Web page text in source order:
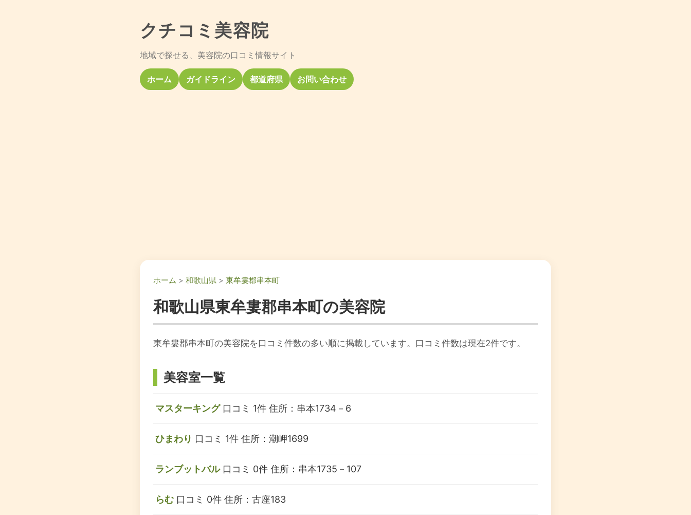
クチコミ美容院
地域で探せる、美容院の口コミ情報サイト
ホーム ガイドライン 都道府県 お問い合わせ
ホーム > 和歌山県 > 東牟婁郡串本町
和歌山県東牟婁郡串本町の美容院
東牟婁郡串本町の美容院を口コミ件数の多い順に掲載しています。口コミ件数は現在2件です。
美容室一覧
マスターキング 口コミ 1件 住所：串本1734－6
ひまわり 口コミ 1件 住所：潮岬1699
ランブットバル 口コミ 0件 住所：串本1735－107
らむ 口コミ 0件 住所：古座183